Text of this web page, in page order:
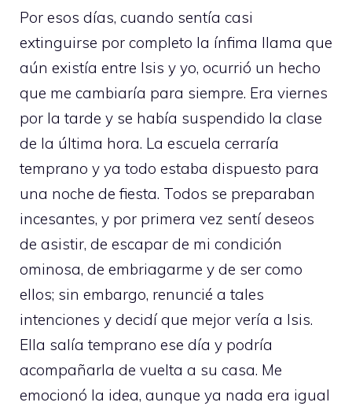
Por esos días, cuando sentía casi
extinguirse por completo la ínfima llama que
aún existía entre Isis y yo, ocurrió un hecho
que me cambiaría para siempre. Era viernes
por la tarde y se había suspendido la clase
de la última hora. La escuela cerraría
temprano y ya todo estaba dispuesto para
una noche de fiesta. Todos se preparaban
incesantes, y por primera vez sentí deseos
de asistir, de escapar de mi condición
ominosa, de embriagarme y de ser como
ellos; sin embargo, renuncié a tales
intenciones y decidí que mejor vería a Isis.
Ella salía temprano ese día y podría
acompañarla de vuelta a su casa. Me
emocionó la idea, aunque ya nada era igual